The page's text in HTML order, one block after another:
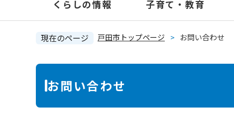
頭
くらしの情報 子育て・教育
現在のページ 戸田市トップページ > お問い合わせ
本
お問い合わせ